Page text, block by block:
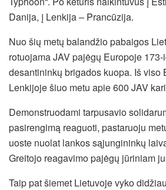
Danija, į Lenkija – Prancūzija.
Nuo šių metų balandžio pabaigos
rotuojama JAV pajėgų Europoje
desantininkų brigados kuopa. Iš viso
Lenkijoje šiuo metu apie 600 JAV
Demonstruodami tarpusavio
pasirengimą reaguoti, pastaruoju
uoste nuolat lankos sąjungininkų
Greitojo reagavimo pajėgų jūriniam
Taip pat šiemet Lietuvoje vyko